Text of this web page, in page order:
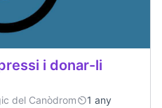
i donar-li
del Canòdrom
1 any